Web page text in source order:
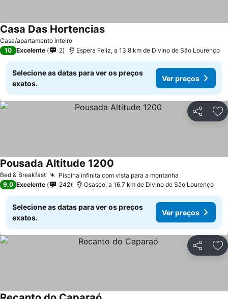
Casa/apartamento inteiro
Casa Das HortenciasVer preços
10 Excelente 2 Espera Feliz, a 13.8 km de Divino de São Lourenço
Selecione as datas para ver os preços
exatos.
Ver preços
Partilhar
Bed & Breakfast Piscina infinita com vista para a montanha
Pousada Altitude 1200
9,0 Excelente 242 Osasco, a 16.7 km de Divino de São Lourenço
Selecione as datas para ver os preços
exatos.
Ver preços
Partilhar